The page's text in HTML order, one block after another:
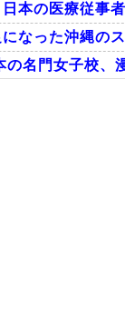
本の医療従事
なった沖縄の
の名門女子校、